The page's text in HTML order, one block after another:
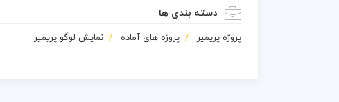
دسته بندی ها
پروژه پریمیر پروژه های آماده نمایش لوگو پریمیر